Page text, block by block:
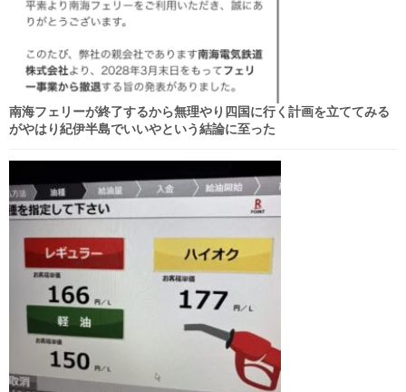
南海フェリーが終了するから無理やり四国に行く計画を立ててみる
がやはり紀伊半島でいいやという結論に至った